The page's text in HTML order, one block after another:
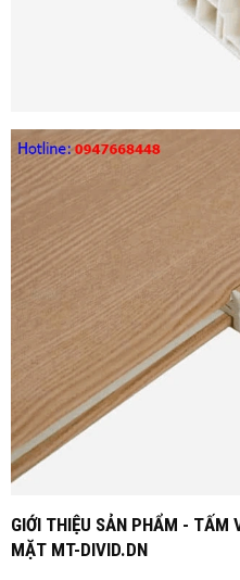
GIỚI THIỆU SẢN PHẨM - TẤM
MẶT MT-DIVID.DN